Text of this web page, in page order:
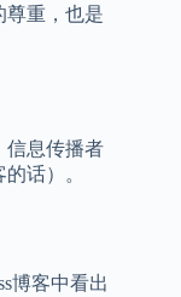
尊重，也是
信息传播者
话）。
博客中看出